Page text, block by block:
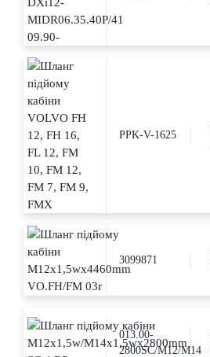
PPK-V-1625
3099871
013.00-
2800SC/M12/M14